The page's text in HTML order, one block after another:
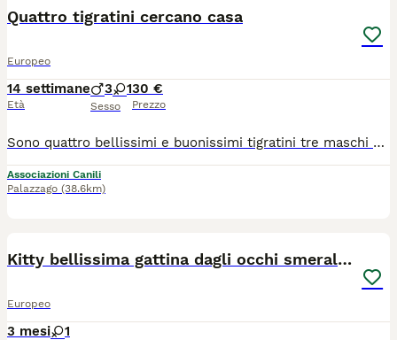
Quattro tigratini cercano casa
Europeo
14 settimane
Età
3 1
Sesso
30 €
Prezzo
Sono quattro bellissimi e buonissimi tigratini tre maschi e una femmina sverminati trattati con antiparassitario e testati fiv e felv negativi. Si trovano a locatello provincia di Bergamo. Se volete venire a conoscerli ed eventualmente adottarne uno o la coppia contattare Dalila al 347 84 86 232
Associazioni Canili
Palazzago (38.6km)
Kitty bellissima gattina dagli occhi smeraldo
Europeo
3 mesi 1